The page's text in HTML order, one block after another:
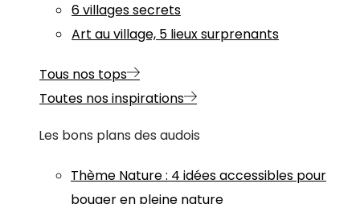
6 villages secrets
Art au village, 5 lieux surprenants
Tous nos tops
Toutes nos inspirations
Les bons plans des audois
Thème Nature: 4 idées accessibles pour
bouger en pleine nature